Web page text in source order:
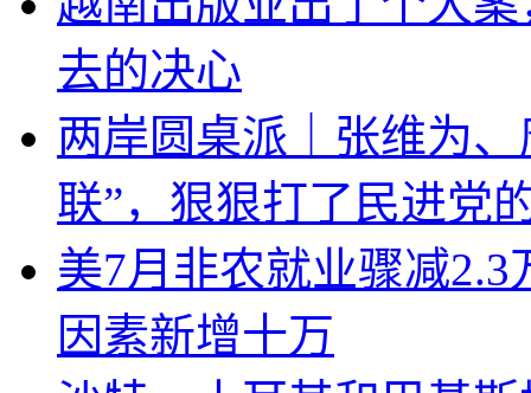
去的决心
两岸圆桌派｜张维为
联”，狠狠打了民进党
美7月非农就业骤减
因素新增十万